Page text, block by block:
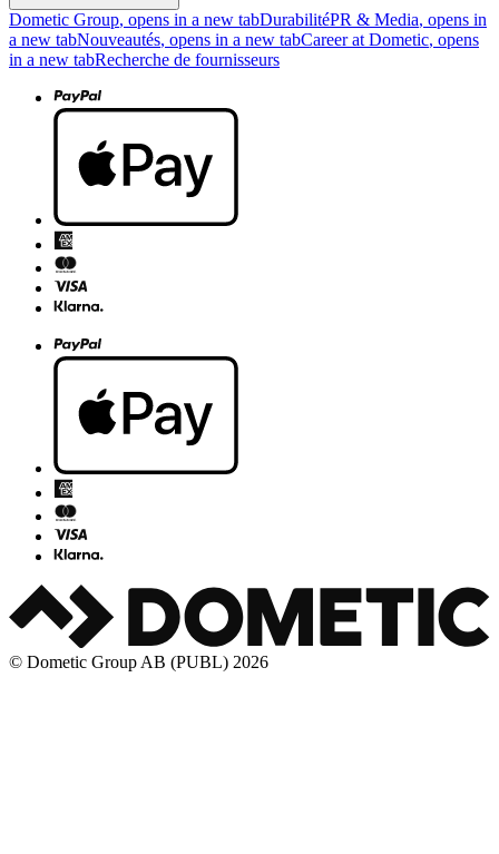
Dometic Group, opens in a new tabDurabilitéPR & Media, opens in
a new tabNouveautés, opens in a new tabCareer at Dometic, opens
in a new tabRecherche de fournisseurs
© Dometic Group AB (PUBL) 2026